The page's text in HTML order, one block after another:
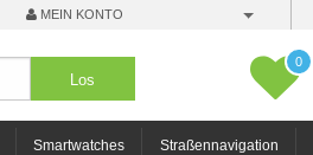
MEIN KONTO
0
Smartwatches Straßennavigation